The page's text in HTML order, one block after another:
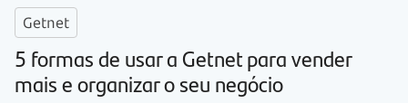
Getnet
5 formas de usar a Getnet para vender
mais e organizar o seu negócio